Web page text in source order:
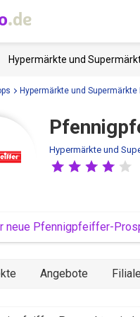
.de
Hypermärkte und
Hypermärkte und Supermärkte
Hypermärkte und
neue Pfennigpfeiffer-
Angebote